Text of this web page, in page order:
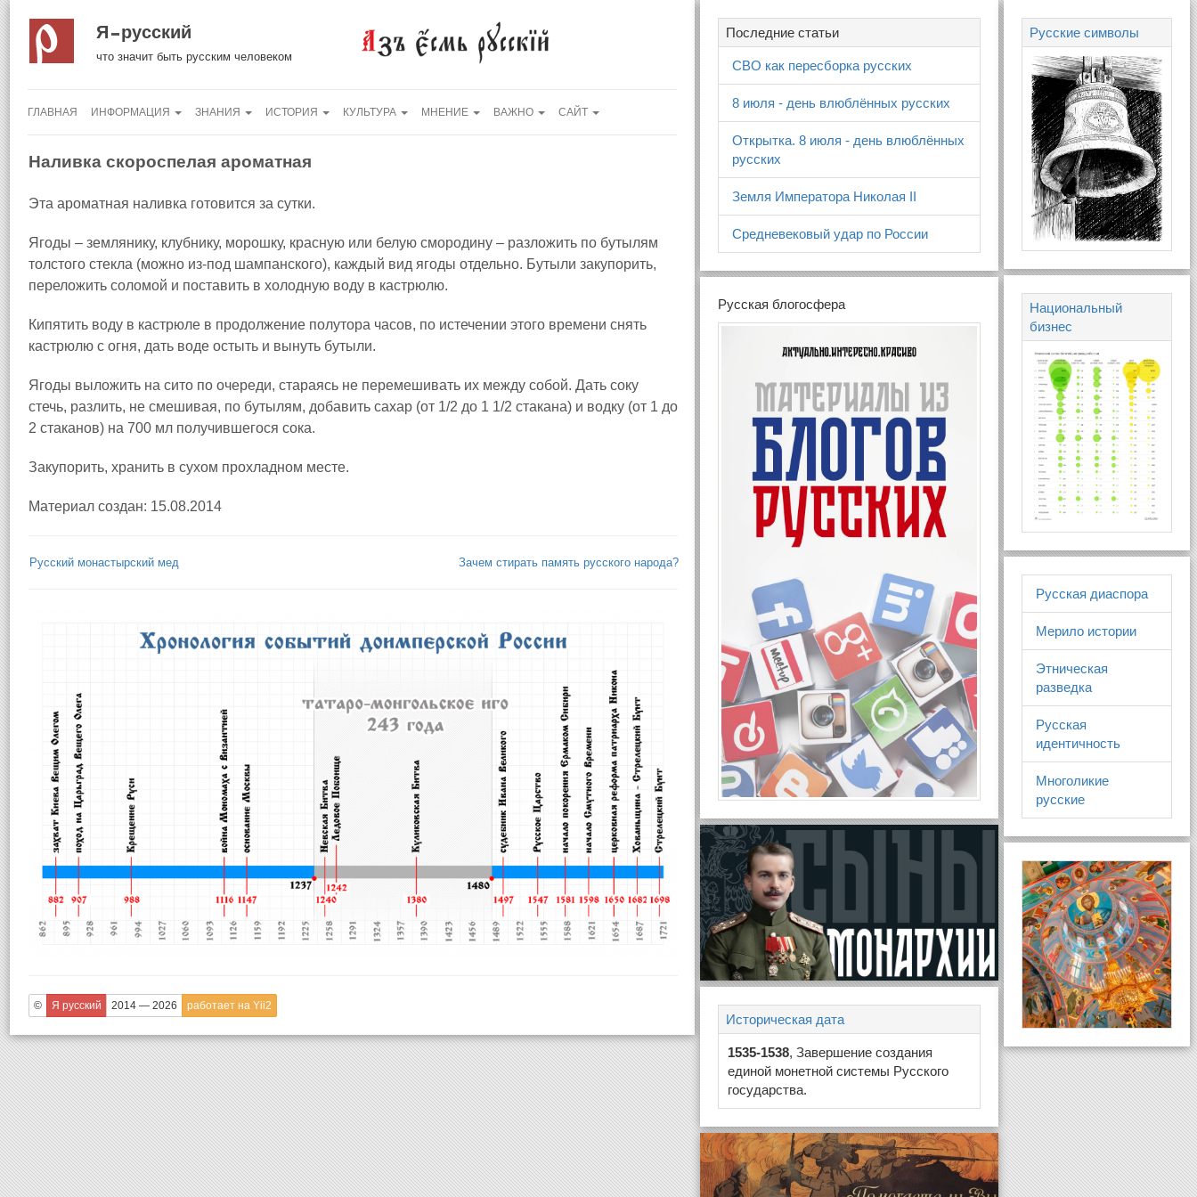
Я русский
что значит быть русским человеком
ГЛАВНАЯ ИНФОРМАЦИЯ ЗНАНИЯ ИСТОРИЯ КУЛЬТУРА МНЕНИЕ ВАЖНО САЙТ
Наливка скороспелая ароматная
Эта ароматная наливка готовится за сутки.
Ягоды – землянику, клубнику, морошку, красную или белую смородину – разложить по бутылям
толстого стекла (можно из‑под шампанского), каждый вид ягоды отдельно. Бутыли закупорить,
переложить соломой и поставить в холодную воду в кастрюлю.
Кипятить воду в кастрюле в продолжение полутора часов, по истечении этого времени снять
кастрюлю с огня, дать воде остыть и вынуть бутыли.
Ягоды выложить на сито по очереди, стараясь не перемешивать их между собой. Дать соку
стечь, разлить, не смешивая, по бутылям, добавить сахар (от 1/2 до 1 1/2 стакана) и водку (от 1 до
2 стаканов) на 700 мл получившегося сока.
Закупорить, хранить в сухом прохладном месте.
Материал создан: 15.08.2014
Русский монастырский мед Зачем стирать память русского народа?
© Я русский 2014 — 2026 работает на Yii2
Последние статьи
СВО как пересборка русских
8 июля - день влюблённых русских
Открытка. 8 июля - день влюблённых
русских
Земля Императора Николая II
Средневековый удар по России
Русская блогосфера
Историческая дата
1535-1538, Завершение создания
единой монетной системы Русского
государства.
Русские символы
Национальный
бизнес
Русская диаспора
Мерило истории
Этническая
разведка
Русская
идентичность
Многоликие
русские